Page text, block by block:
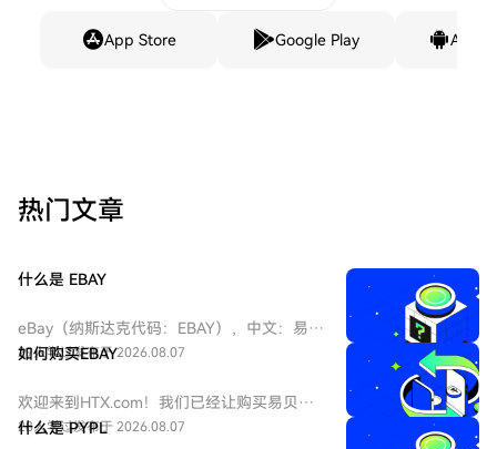
App Store Google Play
热门文章
什么是 EBAY
eBay（纳斯达克代码：EBAY），中文：易
贝，eBay是全球领先的电子商务巨头，成立
拍卖和零售购物的先驱，它连接全球数亿买
家和卖家。公司业务涵盖C2C和B2C领域，是
美国股票市场中极具代表性的互联网平台
29人学过发布于 2026.08.07
如何购买EBAY
欢迎来到HTX.com！我们已经让购买易贝
（EBAY）变得简单而便捷。跟随我们的逐步
28人学过发布于 2026.08.07
什么是 PYPL